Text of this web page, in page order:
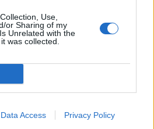
Use,
or Sharing of my
Unrelated with the
was collected.
Data Access Privacy Policy